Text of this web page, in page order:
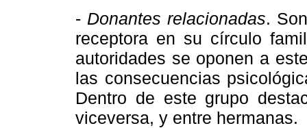
- Donantes relacionadas.
receptora en su círculo
autoridades se oponen a
las consecuencias
Dentro de este grupo
viceversa, y entre hermanas.